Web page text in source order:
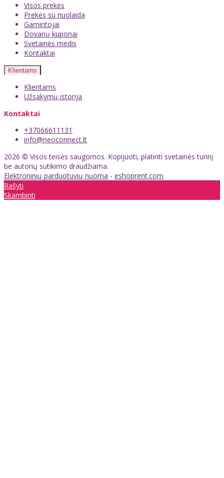
Visos prekės
Prekės su nuolaida
Gamintojai
Dovanų kuponai
Svetainės medis
Kontaktai
Klientams
Klientams
Užsakymų istorija
Kontaktai
+37066611131
info@neoconnect.lt
2026 © Visos teisės saugomos. Kopijuoti, platinti svetainės turinį
be autorių sutikimo draudžiama.
Elektroninių parduotuvių nuoma - eshoprent.com
Rašyti
Skambinti